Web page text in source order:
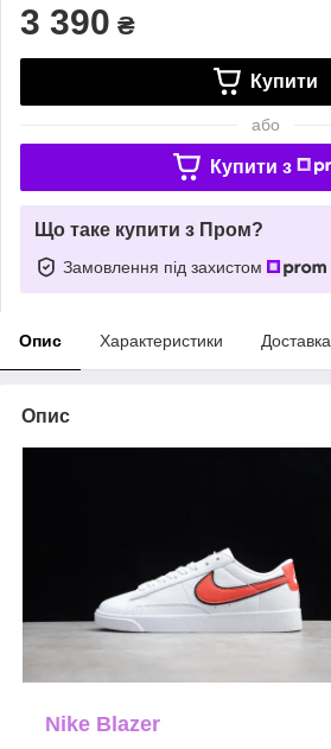
3 390 ₴
Купити
або
Купити з
Що таке купити з Пром?
Замовлення під захистом
Опис Характеристики Доставка
Опис
Nike Blazer